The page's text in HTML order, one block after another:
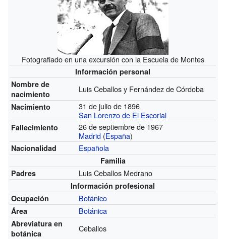
Fotografiado en una excursión con la Escuela de Montes
Información personal
Nombre de
nacimiento
Luis Ceballos y Fernández de Córdoba
Nacimiento
31 de julio de 1896
San Lorenzo de El Escorial
Fallecimiento
26 de septiembre de 1967
Madrid (España)
Nacionalidad Española
Familia
Padres
Luis Ceballos Medrano
Información profesional
Ocupación
Botánico
Área Botánica
Abreviatura en
botánica
Ceballos